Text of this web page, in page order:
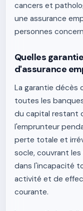
cancers et
une assurance
personnes
Quelles
d'assurance
La garantie décès
toutes les
du capital restant
l'emprunteur
perte totale et
socle, couvrant
dans l'incapacité
activité et de
courante.